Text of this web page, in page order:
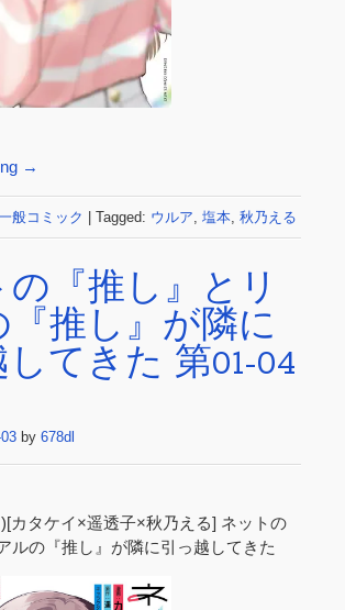
→
般コミック | Tagged: ウルア 塩本, 秋乃える
『推し』とリ
『推し』が隣に
てきた 第01-04
by 678dl
カタケイ×遥透子×秋乃える] ネットの
ルの『推し』が隣に引っ越してきた